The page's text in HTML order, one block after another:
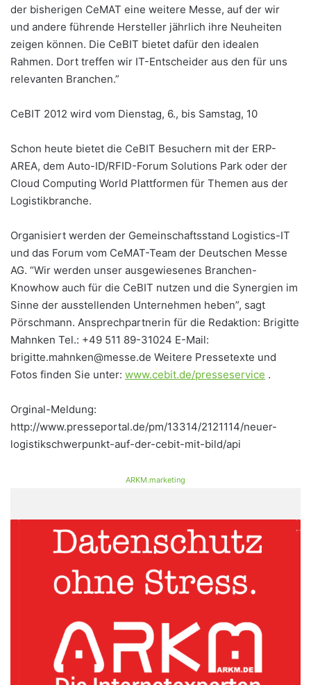
der bisherigen CeMAT eine weitere Messe, auf der wir
und andere führende Hersteller jährlich ihre Neuheiten
zeigen können. Die CeBIT bietet dafür den idealen
Rahmen. Dort treffen wir IT-Entscheider aus den für uns
relevanten Branchen.”
CeBIT 2012 wird vom Dienstag, 6., bis Samstag, 10
Schon heute bietet die CeBIT Besuchern mit der ERP-
AREA, dem Auto-ID/RFID-Forum Solutions Park oder der
Cloud Computing World Plattformen für Themen aus der
Logistikbranche.
Organisiert werden der Gemeinschaftsstand Logistics-IT
und das Forum vom CeMAT-Team der Deutschen Messe
AG. “Wir werden unser ausgewiesenes Branchen-
Knowhow auch für die CeBIT nutzen und die Synergien im
Sinne der ausstellenden Unternehmen heben”, sagt
Pörschmann. Ansprechpartnerin für die Redaktion: Brigitte
Mahnken Tel.: +49 511 89-31024 E-Mail:
brigitte.mahnken@messe.de Weitere Pressetexte und
Fotos finden Sie unter: www.cebit.de/presseservice .
Orginal-Meldung:
http://www.presseportal.de/pm/13314/2121114/neuer-
logistikschwerpunkt-auf-der-cebit-mit-bild/api
ARKM.marketing